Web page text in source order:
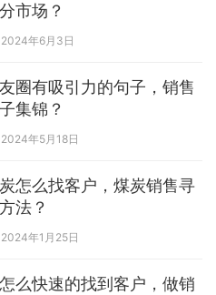
市场？
2024年6月3日
圈有吸引力的句子，销售
集锦？
2024年5月18日
怎么找客户，煤炭销售寻
法？
2024年1月25日
么快速的找到客户，做销